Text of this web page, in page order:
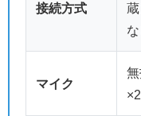
接続方式
な
マイク